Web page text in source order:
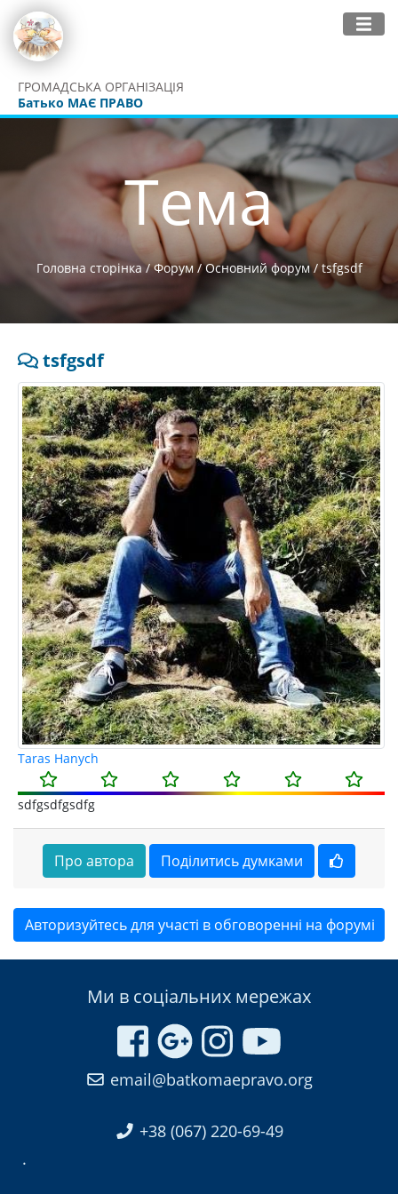
ГРОМАДСЬКА ОРГАНІЗАЦІЯ
Батько МАЄ ПРАВО
Тема
Головна сторінка/Форум/Основний форум/tsfgsdf
tsfgsdf
Taras Hanych
sdfgsdfgsdfg
Про автора Поділитись думками
Авторизуйтесь для участі в обговоренні на форумі
Ми в соціальних мережах
email@batkomaepravo.org
+38 (067) 220-69-49
.